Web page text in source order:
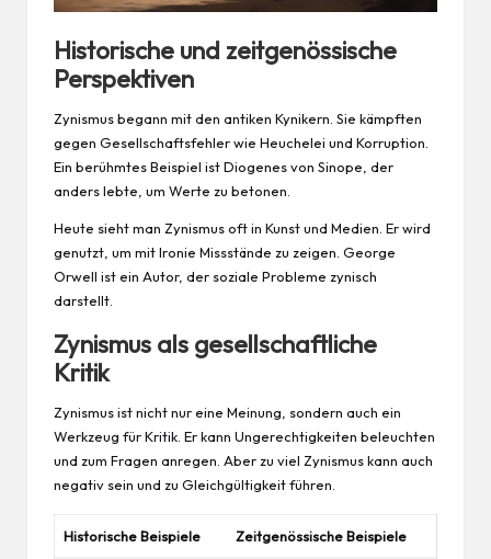
Historische und zeitgenössische
Perspektiven
Zynismus begann mit den antiken Kynikern. Sie kämpften
gegen Gesellschaftsfehler wie Heuchelei und Korruption.
Ein berühmtes Beispiel ist Diogenes von Sinope, der
anders lebte, um Werte zu betonen.
Heute sieht man Zynismus oft in Kunst und Medien. Er wird
genutzt, um mit Ironie Missstände zu zeigen. George
Orwell ist ein Autor, der soziale Probleme zynisch
darstellt.
Zynismus als gesellschaftliche
Kritik
Zynismus ist nicht nur eine Meinung, sondern auch ein
Werkzeug für Kritik. Er kann Ungerechtigkeiten beleuchten
und zum Fragen anregen. Aber zu viel Zynismus kann auch
negativ sein und zu Gleichgültigkeit führen.
Historische Beispiele Zeitgenössische Beispiele